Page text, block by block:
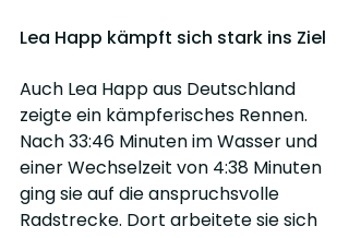
Lea Happ kämpft sich stark ins Ziel
Auch Lea Happ aus Deutschland
zeigte ein kämpferisches Rennen.
Nach 33:46 Minuten im Wasser und
einer Wechselzeit von 4:38 Minuten
ging sie auf die anspruchsvolle
Radstrecke. Dort arbeitete sie sich